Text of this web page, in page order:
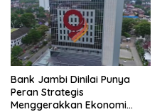
Bank Jambi Dinilai Punya
Peran Strategis
Menggerakkan Ekonomi